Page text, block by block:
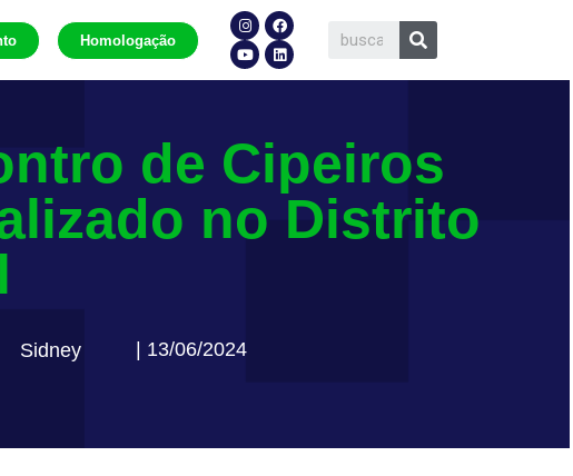
Homologação
de Cipeiros
no Distrito
Sidney | 13/06/2024